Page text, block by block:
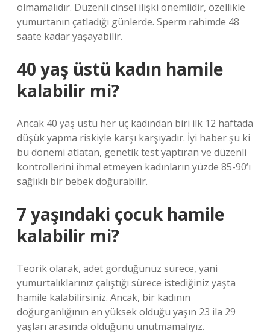
olmamalıdır. Düzenli cinsel ilişki önemlidir, özellikle
yumurtanın çatladığı günlerde. Sperm rahimde 48
saate kadar yaşayabilir.
40 yaş üstü kadın hamile
kalabilir mi?
Ancak 40 yaş üstü her üç kadından biri ilk 12 haftada
düşük yapma riskiyle karşı karşıyadır. İyi haber şu ki
bu dönemi atlatan, genetik test yaptıran ve düzenli
kontrollerini ihmal etmeyen kadınların yüzde 85-90’ı
sağlıklı bir bebek doğurabilir.
7 yaşındaki çocuk hamile
kalabilir mi?
Teorik olarak, adet gördüğünüz sürece, yani
yumurtalıklarınız çalıştığı sürece istediğiniz yaşta
hamile kalabilirsiniz. Ancak, bir kadının
doğurganlığının en yüksek olduğu yaşın 23 ila 29
yaşları arasında olduğunu unutmamalıyız.